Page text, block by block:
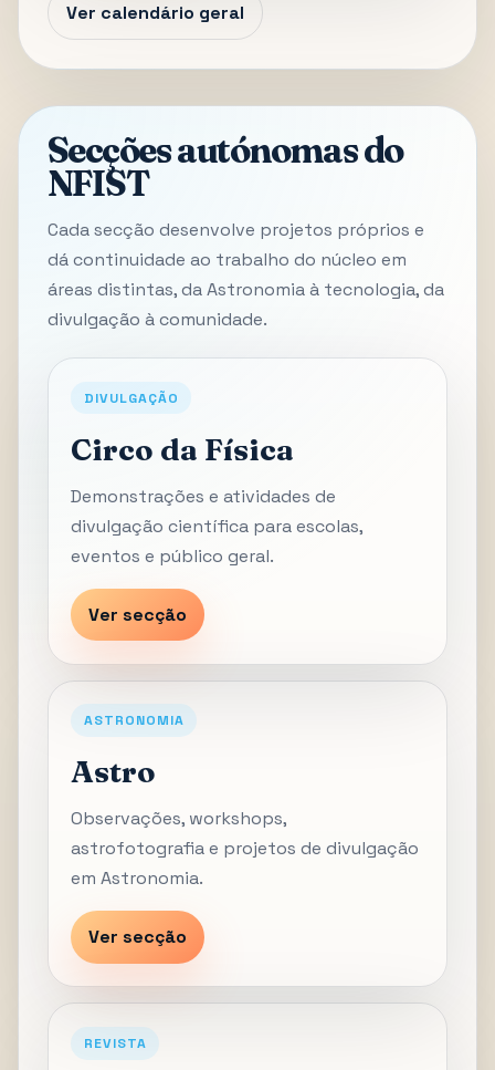
Ver calendário geral
Secções autónomas do
NFIST
Cada secção desenvolve projetos próprios e
dá continuidade ao trabalho do núcleo em
áreas distintas, da Astronomia à tecnologia, da
divulgação à comunidade.
DIVULGAÇÃO
Circo da Física
Demonstrações e atividades de
divulgação científica para escolas,
eventos e público geral.
Ver secção
ASTRONOMIA
Astro
Observações, workshops,
astrofotografia e projetos de divulgação
em Astronomia.
Ver secção
REVISTA